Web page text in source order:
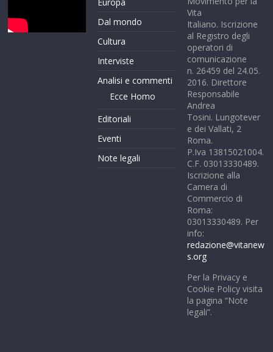
Dal mondo
Cultura
Interviste
Analisi e commenti
Ecce Homo
Editoriali
Eventi
Note legali
Vita
Italiano. Iscrizione
al Registro degli
operatori di
comunicazione
n. 26459 del 24.05.
2016. Direttore
Responsabile
Andrea
Tosini. Lungotever
e dei Vallati, 2
Roma.
P.Iva 13815021004.
C.F. 03013330489.
Iscrizione alla
Camera di
Commercio di
Roma:
03013330489. Per
info:
redazione@vitanew
s.org
Per la Privacy e
Cookie Policy visita
la pagina “Note
legali”.